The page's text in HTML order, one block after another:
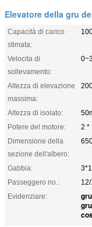
Elevatore della gru
Capacità di carico
stimata:
Velocita di
sollevamento:
Altezza di elevazione
massima:
Altezza di isolato:
Potere del motore:
2 *
Dimensione della
sezione dell'albero:
Gabbia:
Passeggero no.:
Evidenziare: